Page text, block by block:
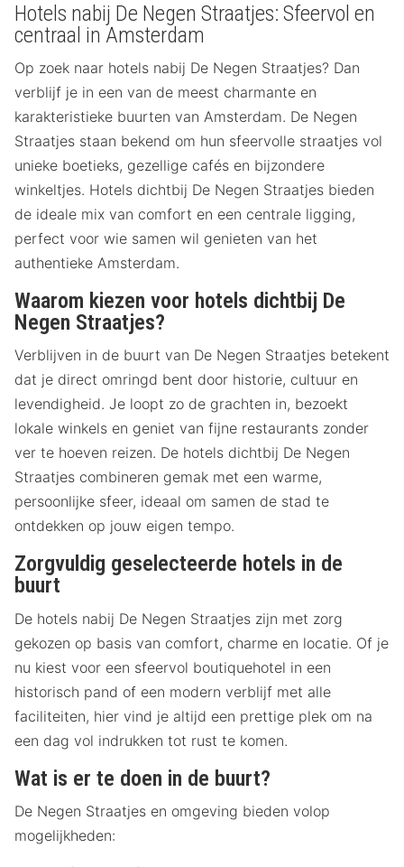
Hotels nabij De Negen Straatjes: Sfeervol en
centraal in Amsterdam
Op zoek naar hotels nabij De Negen Straatjes? Dan
verblijf je in een van de meest charmante en
karakteristieke buurten van Amsterdam. De Negen
Straatjes staan bekend om hun sfeervolle straatjes vol
unieke boetieks, gezellige cafés en bijzondere
winkeltjes. Hotels dichtbij De Negen Straatjes bieden
de ideale mix van comfort en een centrale ligging,
perfect voor wie samen wil genieten van het
authentieke Amsterdam.
Waarom kiezen voor hotels dichtbij De
Negen Straatjes?
Verblijven in de buurt van De Negen Straatjes betekent
dat je direct omringd bent door historie, cultuur en
levendigheid. Je loopt zo de grachten in, bezoekt
lokale winkels en geniet van fijne restaurants zonder
ver te hoeven reizen. De hotels dichtbij De Negen
Straatjes combineren gemak met een warme,
persoonlijke sfeer, ideaal om samen de stad te
ontdekken op jouw eigen tempo.
Zorgvuldig geselecteerde hotels in de
buurt
De hotels nabij De Negen Straatjes zijn met zorg
gekozen op basis van comfort, charme en locatie. Of je
nu kiest voor een sfeervol boutiquehotel in een
historisch pand of een modern verblijf met alle
faciliteiten, hier vind je altijd een prettige plek om na
een dag vol indrukken tot rust te komen.
Wat is er te doen in de buurt?
De Negen Straatjes en omgeving bieden volop
mogelijkheden: